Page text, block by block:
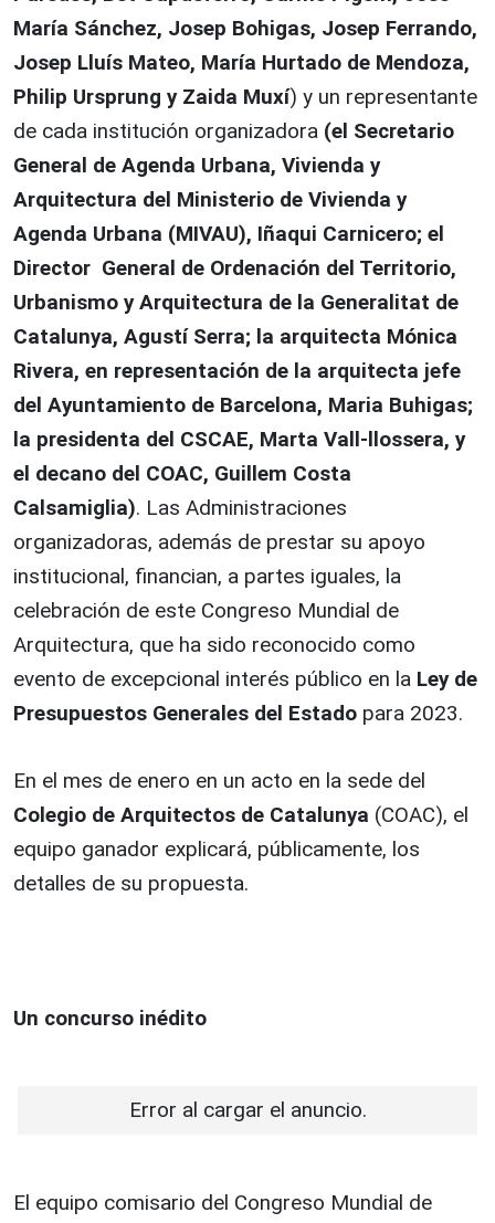
María Sánchez, Josep Bohigas, Josep Ferrando,
Josep Lluís Mateo, María Hurtado de Mendoza,
Philip Ursprung y Zaida Muxí) y un representante
de cada institución organizadora (el Secretario
General de Agenda Urbana, Vivienda y
Arquitectura del Ministerio de Vivienda y
Agenda Urbana (MIVAU), Iñaqui Carnicero; el
Director General de Ordenación del Territorio,
Urbanismo y Arquitectura de la Generalitat de
Catalunya, Agustí Serra; la arquitecta Mónica
Rivera, en representación de la arquitecta jefe
del Ayuntamiento de Barcelona, Maria Buhigas;
la presidenta del CSCAE, Marta Vall-llossera, y
el decano del COAC, Guillem Costa
Calsamiglia). Las Administraciones
organizadoras, además de prestar su apoyo
institucional, financian, a partes iguales, la
celebración de este Congreso Mundial de
Arquitectura, que ha sido reconocido como
evento de excepcional interés público en la Ley de
Presupuestos Generales del Estado para 2023.
En el mes de enero en un acto en la sede del
Colegio de Arquitectos de Catalunya (COAC), el
equipo ganador explicará, públicamente, los
detalles de su propuesta.
Un concurso inédito
Error al cargar el anuncio.
El equipo comisario del Congreso Mundial de